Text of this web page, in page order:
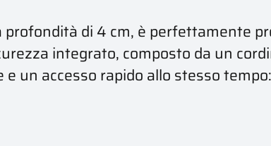
profondità di 4 cm, è perfettamente
integrato, composto da un
un accesso rapido allo stesso